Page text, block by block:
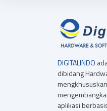
DIGITALINDO
dibidang
aplikasi